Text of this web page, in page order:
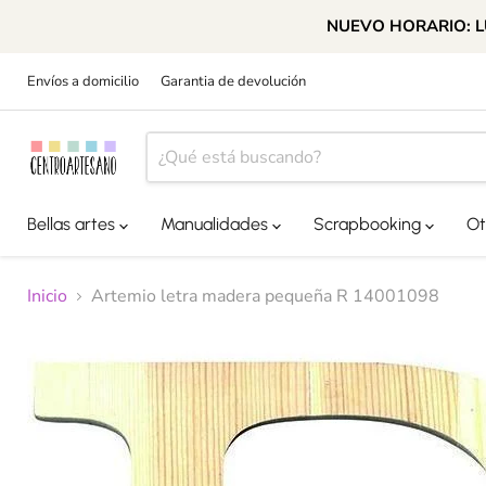
NUEVO HORARIO:
Envíos a domicilio Garantia de devolución
Bellas artes Manualidades Scrapbooking
Inicio Artemio letra madera pequeña R 14001098